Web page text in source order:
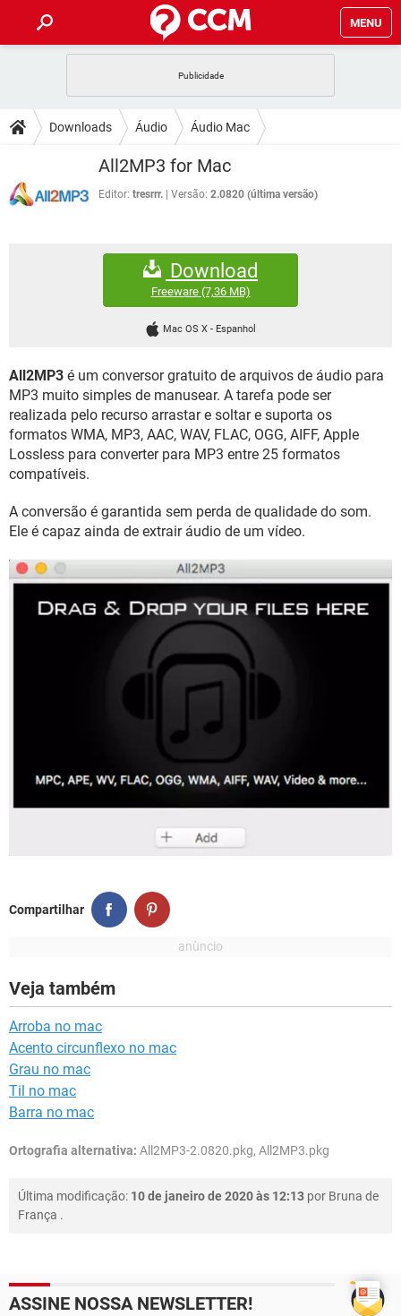
MENU
CELULAR FACEBOOK
EXCEL
INSTAGRAM GMAIL
DICAS
JOGOS WHATSAPP
OUTLOOK
JOGOS WHATSAPP
EXCEL
GMAIL
FÓRUM
FACEBOOK
EXCEL
GMAIL
WHATSAPP
INSTAGRAM GMAIL
GUIA DE COMPRAS
Downloads Áudio Áudio Mac
All2MP3 for Mac
Editor: tresrrr. Versão: 2.0820 (última versão)
Download
Freeware(7,36 MB)
Mac OS X - Espanhol
All2MP3 é um conversor gratuito de arquivos de áudio para
MP3 muito simples de manusear. A tarefa pode ser
realizada pelo recurso arrastar e soltar e suporta os
formatos WMA, MP3, AAC, WAV, FLAC, OGG, AIFF, Apple
Lossless para converter para MP3 entre 25 formatos
compatíveis.
A conversão é garantida sem perda de qualidade do som.
Ele é capaz ainda de extrair áudio de um vídeo.
Compartilhar
Veja também
Arroba no mac
Acento circunflexo no mac
Grau no mac
Til no mac
Barra no mac
Ortografia alternativa: All2MP3-2.0820.pkg, All2MP3.pkg
Última modificação: 10 de janeiro de 2020 às 12:13 por Bruna de
França .
ASSINE NOSSA NEWSLETTER!